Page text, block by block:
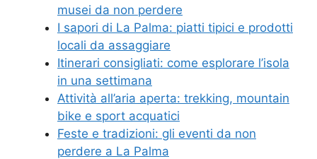
musei da non perdere
I sapori di La Palma: piatti tipici e prodotti
locali da assaggiare
Itinerari consigliati: come esplorare l’isola
in una settimana
Attività all’aria aperta: trekking, mountain
bike e sport acquatici
Feste e tradizioni: gli eventi da non
perdere a La Palma